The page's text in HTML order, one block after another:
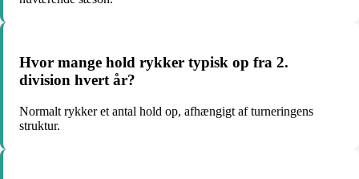
Hvor mange hold rykker typisk op fra 2.
division hvert år?
Normalt rykker et antal hold op, afhængigt af turneringens
struktur.